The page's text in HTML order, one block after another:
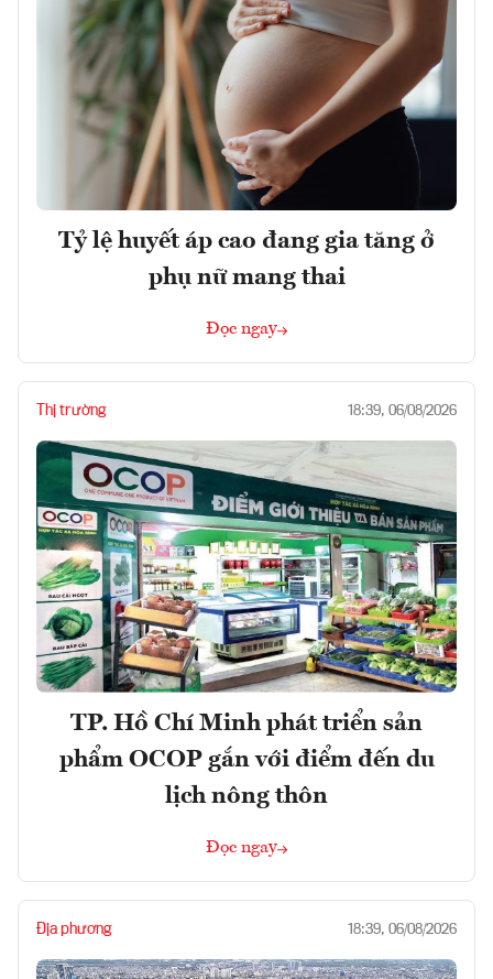
Tỷ lệ huyết áp cao đang gia tăng ở
phụ nữ mang thai
Đọc ngay
Thị trường 18:39, 06/08/2026
TP. Hồ Chí Minh phát triển sản
phẩm OCOP gắn với điểm đến du
lịch nông thôn
Đọc ngay
Địa phương 18:39, 06/08/2026